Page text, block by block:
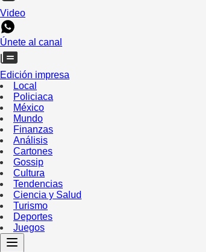
Video
Únete al canal
Edición impresa
Local
Policiaca
México
Mundo
Finanzas
Análisis
Cartones
Gossip
Cultura
Tendencias
Ciencia y Salud
Turismo
Deportes
Juegos